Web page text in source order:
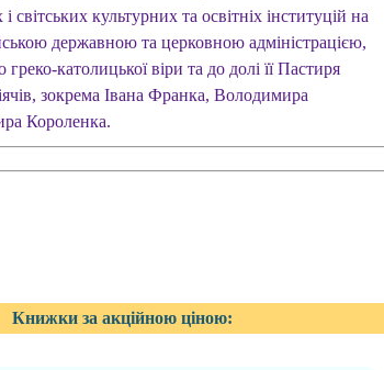
світських культурних та освітніх інституцій на
державною та церковною адміністрацією,
католицької віри та до долі її Пастиря
зокрема Івана Франка, Володимира
Короленка.
Книжки за акційною ціною: